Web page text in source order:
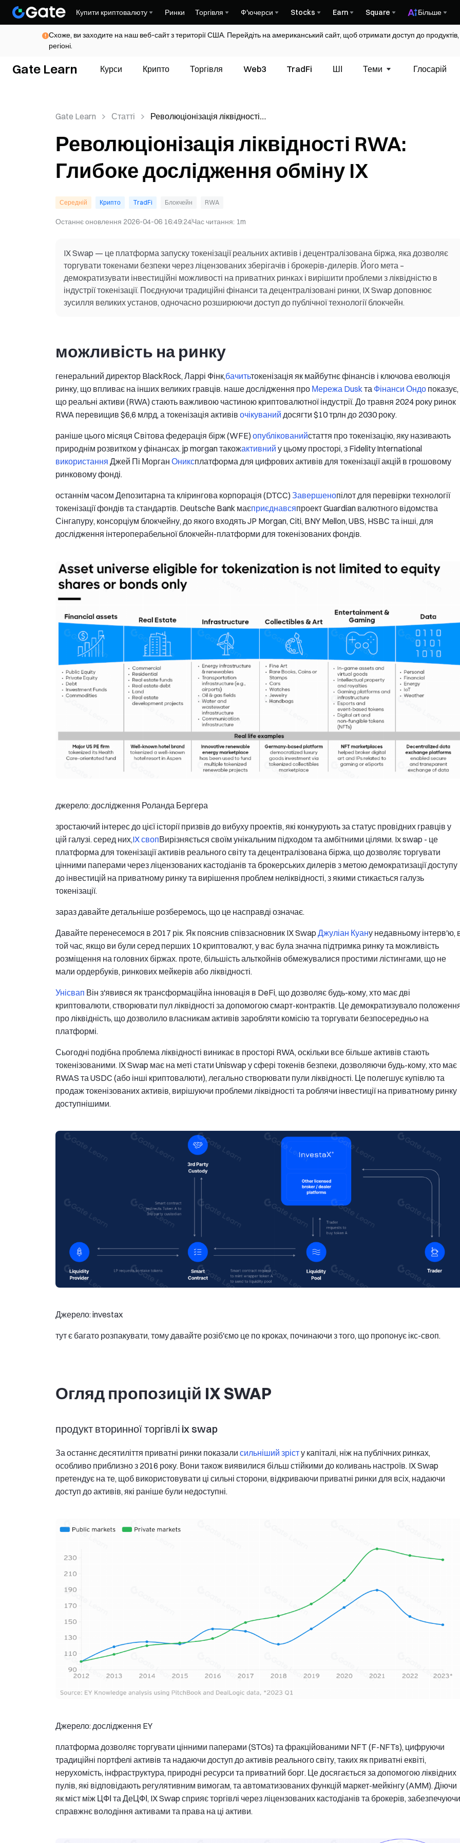
Купити криптовалюту Ринки Торгівля Ф'ючерси Stocks Earn Square Більше
Схоже, ви заходите на наш веб-сайт з території США. Перейдіть на американський сайт, щоб отримати доступ до
регіоні.
Gate Learn Курси Крипто Торгівля Web3 TradFi ШІ Теми Глосарій
Gate Learn Статті
Революціонізація ліквідності
обміну IX
Революціонізація ліквідності RWA:
Глибоке дослідження обміну IX
Середній Крипто TradFi Блокчейн RWA
Останнє оновлення 2026-04-06 16:49:24Час читання: 1m
IX Swap — це платформа запуску токенізації реальних активів і децентралізована біржа, яка дозволяє
торгувати токенами безпеки через ліцензованих зберігачів і брокерів-дилерів. Його мета –
демократизувати інвестиційні можливості на приватних ринках і вирішити проблеми з ліквідністю в
індустрії токенізації. Поєднуючи традиційні фінанси та децентралізовані ринки, IX Swap доповнює
зусилля великих установ, одночасно розширюючи доступ до публічної технології блокчейн.
можливість на ринку
генеральний директор BlackRock, Ларрі Фінк,бачитьтокенізація як майбутнє фінансів і ключова еволюція
ринку, що впливає на інших великих гравців. наше дослідження про Мережа Duskта Фінанси Ондо показує,
що реальні активи (RWA) стають важливою частиною криптовалютної індустрії. До травня 2024 року ринок
RWA перевищив $6,6 млрд, а токенізація активів очікуваний досягти $10 трлн до 2030 року.
раніше цього місяця Світова федерація бірж (WFE) опублікованийстаття про токенізацію, яку називають
природнім розвитком у фінансах. jp morgan такожактивний у цьому просторі, з Fidelity International
використання Джей Пі Морган Ониксплатформа для цифрових активів для токенізації акцій в грошовому
ринковому фонді.
останнім часом Депозитарна та клірингова корпорація (DTCC) Завершенопілот для перевірки технології
токенізації фондів та стандартів. Deutsche Bank маєприєднавсяпроект Guardian валютного відомства
Сінгапуру, консорціум блокчейну, до якого входять JP Morgan, Citi, BNY Mellon, UBS, HSBC та інші, для
дослідження інтероперабельної блокчейн-платформи для токенізованих фондів.
джерело: дослідження Роланда Бергера
зростаючий інтерес до цієї історії призвів до вибуху проектів, які конкурують за статус провідних гравців у
цій галузі. серед них,IX свопВирізняється своїм унікальним підходом та амбітними цілями. Ix swap - це
платформа для токенізації активів реального світу та децентралізована біржа, що дозволяє торгувати
цінними паперами через ліцензованих кастодіанів та брокерських дилерів з метою демократизації доступу
до інвестицій на приватному ринку та вирішення проблем неліквідності, з якими стикається галузь
токенізації.
зараз давайте детальніше розберемось, що це насправді означає.
Давайте перенесемося в 2017 рік. Як пояснив співзасновник IX Swap Джуліан Куану недавньому інтерв'ю,
той час, якщо ви були серед перших 10 криптовалют, у вас була значна підтримка ринку та можливість
розміщення на головних біржах. проте, більшість альткойнів обмежувалися простими лістингами, що не
мали ордербуків, ринкових мейкерів або ліквідності.
Унісвап Він з'явився як трансформаційна інновація в DeFi, що дозволяє будь-кому, хто має дві
криптовалюти, створювати пул ліквідності за допомогою смарт-контрактів. Це демократизувало
про ліквідність, що дозволило власникам активів заробляти комісію та торгувати безпосередньо на
платформі.
Сьогодні подібна проблема ліквідності виникає в просторі RWA, оскільки все більше активів стають
токенізованими. IX Swap має на меті стати Uniswap у сфері токенів безпеки, дозволяючи будь-кому, хто має
RWAS та USDC (або інші криптовалюти), легально створювати пули ліквідності. Це полегшує купівлю та
продаж токенізованих активів, вирішуючи проблеми ліквідності та роблячи інвестиції на приватному ринку
доступнішими.
Джерело: investax
тут є багато розпакувати, тому давайте розіб'ємо це по кроках, починаючи з того, що пропонує ікс-своп.
Огляд пропозицій IX SWAP
продукт вторинної торгівлі ix swap
За останнє десятиліття приватні ринки показали сильніший зрісту капіталі, ніж на публічних ринках,
особливо приблизно з 2016 року. Вони також виявилися більш стійкими до коливань настроїв. IX Swap
претендує на те, щоб використовувати ці сильні сторони, відкриваючи приватні ринки для всіх, надаючи
доступ до активів, які раніше були недоступні.
Джерело: дослідження EY
платформа дозволяє торгувати цінними паперами (STOs) та фракційованими NFT (F-NFTs), цифруючи
традиційні портфелі активів та надаючи доступ до активів реального світу, таких як приватні еквіті,
нерухомість, інфраструктура, природні ресурси та приватний борг. Це досягається за допомогою ліквідних
пулів, які відповідають регулятивним вимогам, та автоматизованих функцій маркет-мейкінгу (AMM). Діючи
як міст між ЦФІ та ДеЦФІ, IX Swap сприяє торгівлі через ліцензованих кастодіанів та брокерів, забезпечуючи
справжнє володіння активами та права на ці активи.